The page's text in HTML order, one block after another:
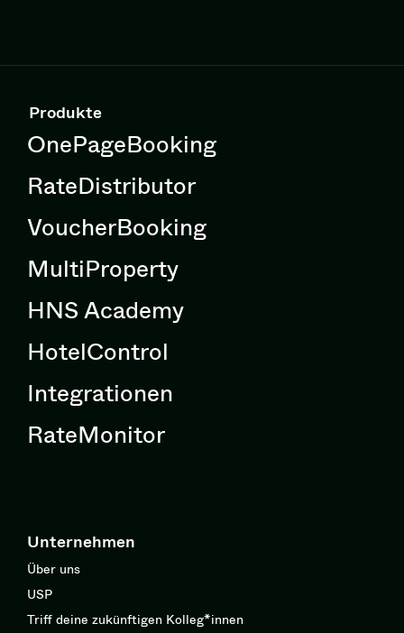
Produkte
OnePageBooking
RateDistributor
VoucherBooking
MultiProperty
HNS Academy
HotelControl
Integrationen
RateMonitor
Unternehmen
Über uns
USP
Triff deine zukünftigen Kolleg*innen